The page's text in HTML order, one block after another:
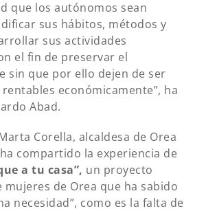
que los autónomos sean
sus hábitos, métodos y
sus actividades
el fin de preservar el
sin que por ello dejen de ser
económicamente”, ha
Abad.
Corella, alcaldesa de Orea
compartido la experiencia de
a tu casa”, un proyecto
de Orea que ha sabido
necesidad”, como es la falta de